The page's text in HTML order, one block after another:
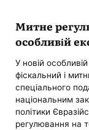
Митне
особливій
У новій
фіскальний і
спеціального
національним
політики
регулювання на